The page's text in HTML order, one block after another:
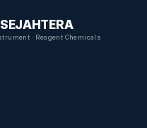
· Reagent Chemicals